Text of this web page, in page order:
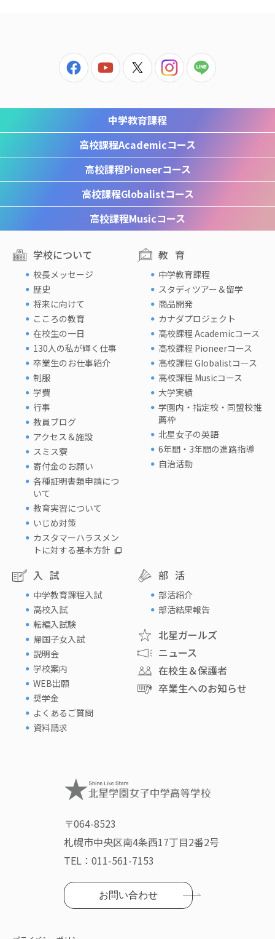
中学教育課程
高校課程Academicコース
高校課程Pioneerコース
高校課程Globalistコース
高校課程Musicコース
学校について
校長メッセージ
歴史
将来に向けて
こころの教育
在校生の一日
130人の私が輝く仕事
卒業生のお仕事紹介
制服
学費
行事
教員ブログ
アクセス＆施設
スミス寮
寄付金のお願い
各種証明書類申請につ
いて
教育実習について
いじめ対策
カスタマーハラスメン
トに対する基本方針
教育
中学教育課程
スタディツアー＆留学
商品開発
カナダプロジェクト
高校課程 Academicコース
高校課程 Pioneerコース
高校課程 Globalistコース
高校課程 Musicコース
大学実績
学園内・指定校・同盟校推
薦枠
北星女子の英語
6年間・3年間の進路指導
自治活動
入試
中学教育課程入試
高校入試
転編入試験
帰国子女入試
説明会
学校案内
WEB出願
奨学金
よくあるご質問
資料請求
部活
部活紹介
部活結果報告
北星ガールズ
ニュース
在校生＆保護者
卒業生へのお知らせ
〒064-8523
札幌市中央区南4条西17丁目2番2号
TEL： 011-561-7153
お問い合わせ